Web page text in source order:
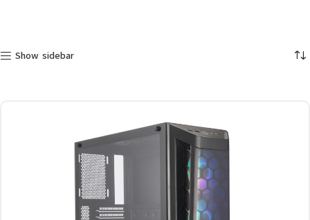
Show sidebar